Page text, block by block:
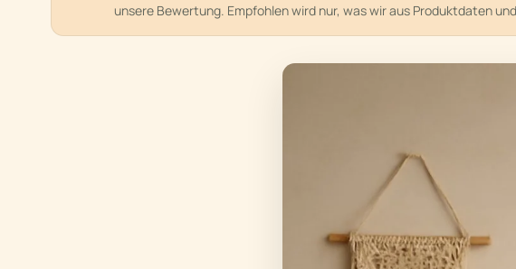
unsere Bewertung. Empfohlen wird nur, was wir aus Produktdaten